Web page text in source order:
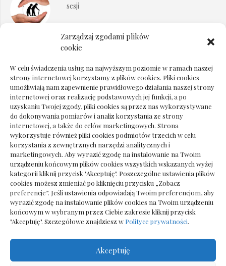
Zarządzaj zgodami plików
cookie
W celu świadczenia usług na najwyższym poziomie w ramach naszej
strony internetowej korzystamy z plików cookies. Pliki cookies
umożliwiają nam zapewnienie prawidłowego działania naszej strony
internetowej oraz realizację podstawowych jej funkcji, a po
uzyskaniu Twojej zgody, pliki cookies są przez nas wykorzystywane
do dokonywania pomiarów i analiz korzystania ze strony
internetowej, a także do celów marketingowych. Strona
wykorzystuje również pliki cookies podmiotów trzecich w celu
korzystania z zewnętrznych narzędzi analitycznych i
marketingowych. Aby wyrazić zgodę na instalowanie na Twoim
urządzeniu końcowym plików cookies wszystkich wskazanych wyżej
kategorii kliknij przycisk "Akceptuję". Poszczególne ustawienia plików
cookies możesz zmieniać po kliknięciu przycisku „Zobacz
preferencje”. Jeśli ustawienia odpowiadają Twoim preferencjom, aby
wyrazić zgodę na instalowanie plików cookies na Twoim urządzeniu
końcowym w wybranym przez Ciebie zakresie kliknij przycisk
"Akceptuję". Szczegółowe znajdziesz w Polityce prywatności.
Akceptuję
sesji
Dokumenty do odbioru przy zmianie biura
Deska podłogowa do salonu: jak wybrać bez
pośpiechu